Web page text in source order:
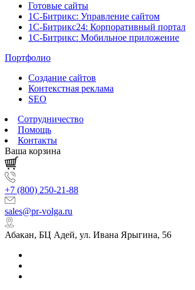
Готовые сайты
1С-Битрикс: Управление сайтом
1С-Битрикс24: Корпоративный портал
1С-Битрикс: Мобильное приложение
Портфолио
Создание сайтов
Контекстная реклама
SEO
Сотрудничество
Помощь
Контакты
Ваша корзина
+7 (800) 250-21-88
sales@pr-volga.ru
Абакан, БЦ Адей, ул. Ивана Ярыгина, 56